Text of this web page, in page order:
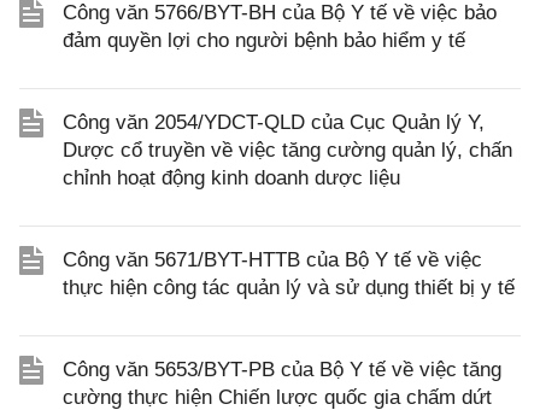
Công văn 5766/BYT-BH của Bộ Y tế về việc bảo
đảm quyền lợi cho người bệnh bảo hiểm y tế
Công văn 2054/YDCT-QLD của Cục Quản lý Y,
Dược cổ truyền về việc tăng cường quản lý, chấn
chỉnh hoạt động kinh doanh dược liệu
Công văn 5671/BYT-HTTB của Bộ Y tế về việc
thực hiện công tác quản lý và sử dụng thiết bị y tế
Công văn 5653/BYT-PB của Bộ Y tế về việc tăng
cường thực hiện Chiến lược quốc gia chấm dứt